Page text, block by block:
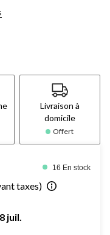
Livraison à
domicile
Offert
16 En stock
taxes)
juil.